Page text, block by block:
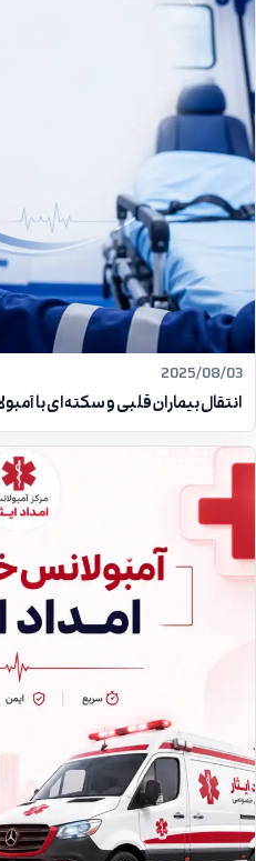
2025/08/03
انتقال بیماران قلبی و سکته‌ای با